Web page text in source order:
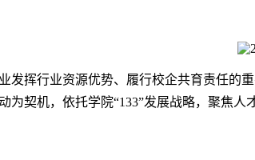
发挥行业资源优势、履行校企共育责任的
为契机，依托学院“133”发展战略，聚焦